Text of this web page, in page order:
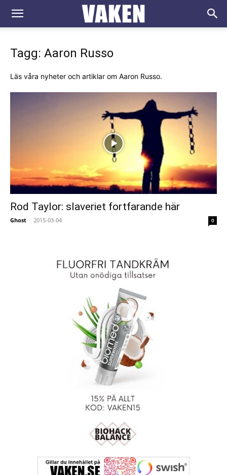
VAKEN.se
Tagg: Aaron Russo
Läs våra nyheter och artiklar om Aaron Russo.
Rod Taylor: slaveriet fortfarande här
Ghost - 2015-03-04 0